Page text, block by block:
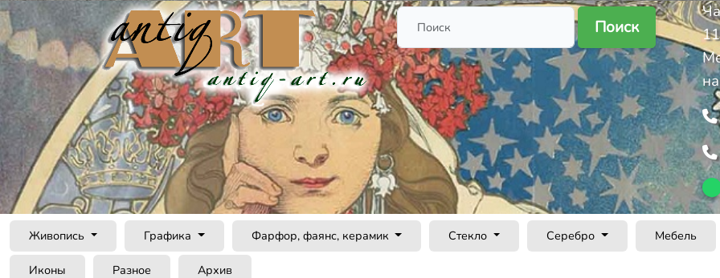
Поиск
Живопись Графика Фарфор, фаянс, керамик Стекло Серебро Мебель
Иконы Разное Архив